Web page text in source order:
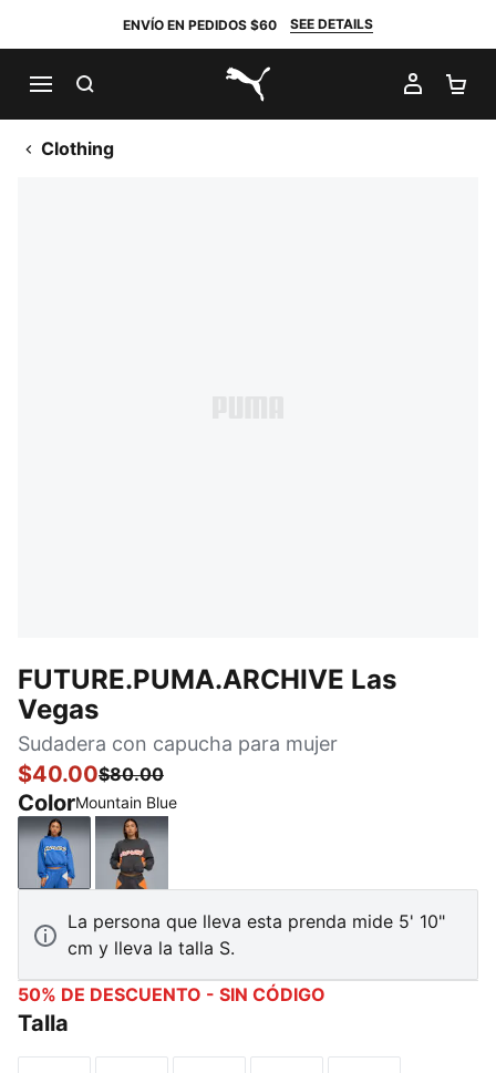
ENVÍO EN PEDIDOS $60 SEE DETAILS
PUMA.com
MI
Clothing
FUTURE.PUMA.ARCHIVE Las
Vegas
Sudadera con capucha para mujer
$40.00$80.00
ColorMountain Blue
Mountain BlueDusky Gray
La persona que lleva esta prenda mide 5' 10"
cm y lleva la talla S.
50% DE DESCUENTO - SIN CÓDIGO
Talla